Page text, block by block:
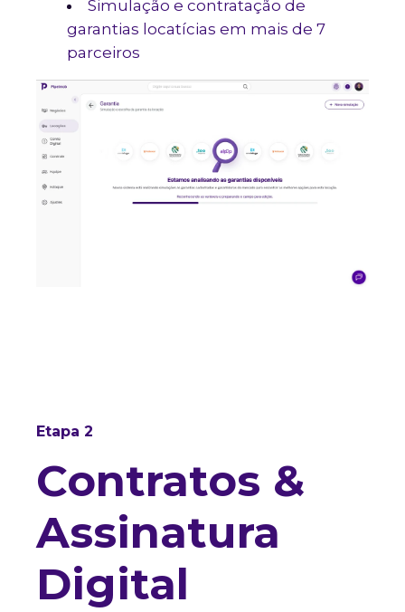
Simulação e contratação de
garantias locatícias em mais de 7
parceiros
Etapa 2
Contratos &
Assinatura
Digital